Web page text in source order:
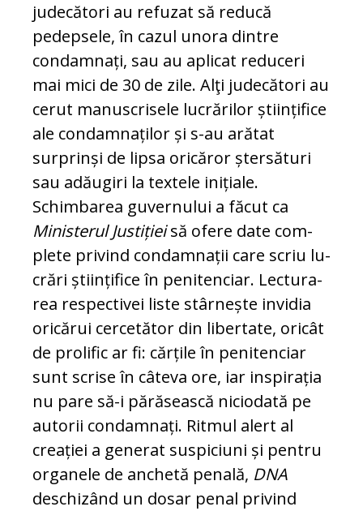
judecători au re­fu­zat să reducă
pedepsele, în cazul unora din­tre
condamnați, sau au aplicat reduceri
mai mici de 30 de zile. Alţi judecători au
cerut manuscrisele lucrărilor științifice
ale condamnaților și s-au arătat
surprinși de lip­sa oricăror ștersături
sau adăugiri la tex­tele inițiale.
Schimbarea guvernului a fă­cut ca
Ministerul Justițieisă ofere date com­
plete privind condamnații care scriu lu­
crări științifice în penitenciar. Lec­tu­ra­
rea respectivei liste stârnește invidia
ori­cărui cercetător din libertate, oricât
de prolific ar fi: cărțile în penitenciar
sunt scri­se în câteva ore, iar inspirația
nu pare să-i părăsească niciodată pe
autorii con­damnați. Ritmul alert al
creației a generat suspiciuni și pentru
organele de anchetă penală, DNA
deschizând un dosar penal privind